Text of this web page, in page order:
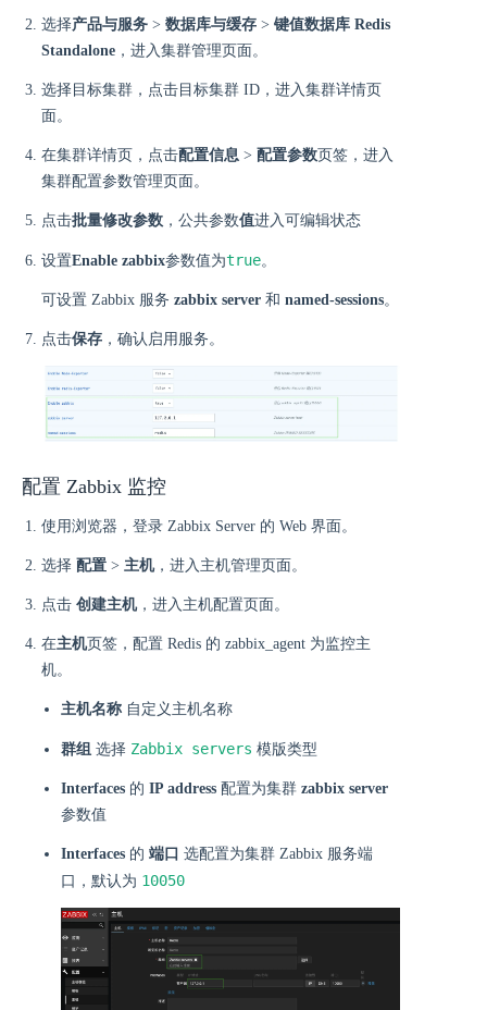
选择产品与服务 > 数据库与缓存 > 键值数据库 Redis
Standalone ，进入集群管理页面。
选择目标集群，点击目标集群 ID，进入集群详情页
面。
在集群详情页，点击配置信息 > 配置参数页签，进入
集群配置参数管理页面。
点击批量修改参数 ，公共参数值进入可编辑状态
设置Enable zabbix参数值为true。
可设置 Zabbix 服务 zabbix server 和 named-sessions。
点击保存 ，确认启用服务。
配置 Zabbix 监控
使用浏览器，登录 Zabbix Server 的 Web 界面。
选择 配置 > 主机，进入主机管理页面。
点击 创建主机，进入主机配置页面。
在主机页签，配置 Redis 的 zabbix_agent 为监控主
机。
主机名称 自定义主机名称
群组 选择 Zabbix servers 模版类型
Interfaces 的 IP address 配置为集群 zabbix server
参数值
Interfaces 的 端口 选配置为集群 Zabbix 服务端
口，默认为 10050